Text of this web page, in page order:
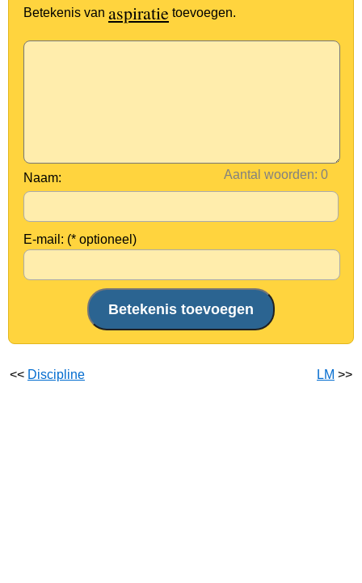
Betekenis van aspiratie toevoegen.
Aantal woorden:
Naam:
E-mail: (* optioneel)
<< Discipline LM >>